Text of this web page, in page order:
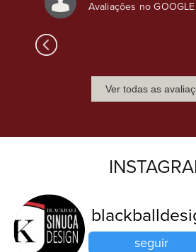
Avaliações no
Ver todas as
seguir